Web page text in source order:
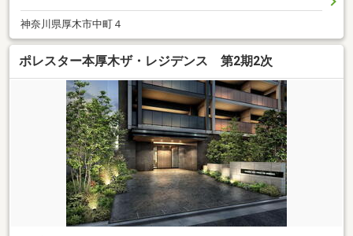
神奈川県厚木市中町４
ポレスター本厚木ザ・レジデンス 第2期2次